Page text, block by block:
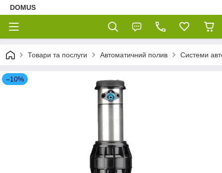
DOMUS
Товари та послуги Автоматичний полив Системи
–10%